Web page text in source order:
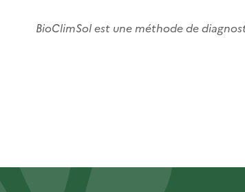
BioClimSol est une méthode de